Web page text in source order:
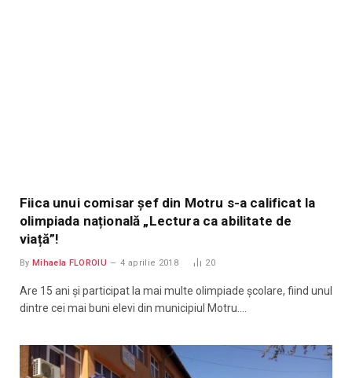
Fiica unui comisar șef din Motru s-a calificat la
olimpiada națională „Lectura ca abilitate de
viață”!
By Mihaela FLOROIU 4 aprilie 2018 20
Are 15 ani și participat la mai multe olimpiade școlare, fiind unul
dintre cei mai buni elevi din municipiul Motru.…